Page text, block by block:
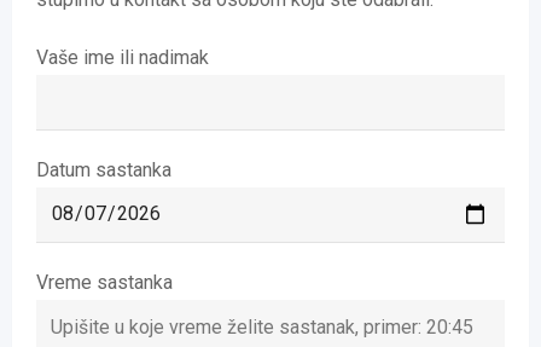
Vaše ime ili nadimak
Datum sastanka
Vreme sastanka